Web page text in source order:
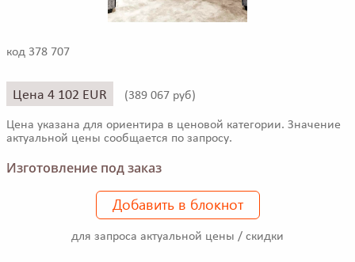
код 378 707
Цена 4 102 EUR (389 067 руб)
Цена указана для ориентира в ценовой категории. Значение
актуальной цены сообщается по запросу.
Изготовление под заказ
Добавить в блокнот
для запроса актуальной цены / скидки